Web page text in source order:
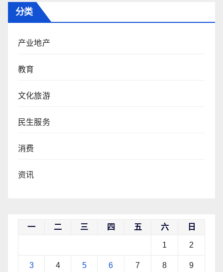
分类
产业地产
教育
文化旅游
民生服务
消费
资讯
一 二 三 四 五 六 日
1 2
3 4 5 6 7 8 9